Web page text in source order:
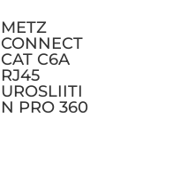
METZ
CONNECT
CAT C6A
RJ45
UROSLIITI
N PRO 360